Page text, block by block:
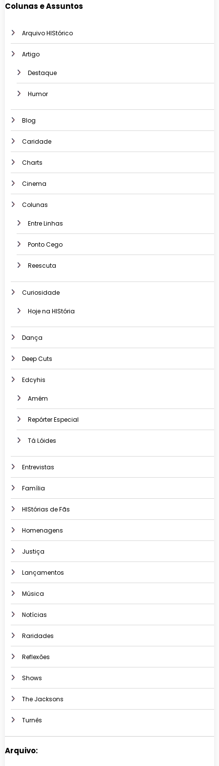
Colunas e Assuntos
Arquivo HIStórico
Artigo
Destaque
Humor
Blog
Caridade
Charts
Cinema
Colunas
Entre Linhas
Ponto Cego
Reescuta
Curiosidade
Hoje na HIStória
Dança
Deep Cuts
Edcyhis
Amém
Repórter Especial
Tá Lóides
Entrevistas
Família
HIStórias de Fãs
Homenagens
Justiça
Lançamentos
Música
Notícias
Raridades
Reflexões
Shows
The Jacksons
Turnês
Arquivo: